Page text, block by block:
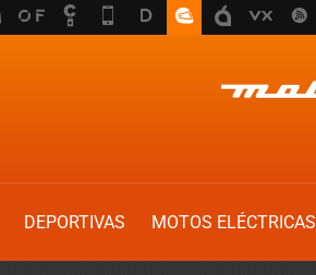
DEPORTIVAS MOTOS ELÉCTRICAS